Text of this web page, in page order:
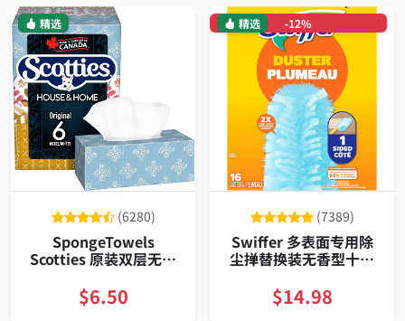
精选
(6280)
SpongeTowels
Scotties 原装双层无香
肌适用
$6.50
-12%
精选
(7389)
Swiffer 多表面专用除
尘掸替换装无香型十六
吸附持久锁尘
$14.98